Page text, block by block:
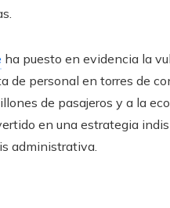
ha puesto en evidencia la
de personal en torres de
de pasajeros y a la
en una estrategia
administrativa.